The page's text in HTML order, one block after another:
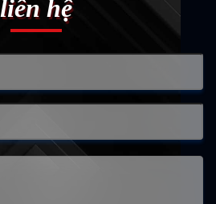
liên hệ